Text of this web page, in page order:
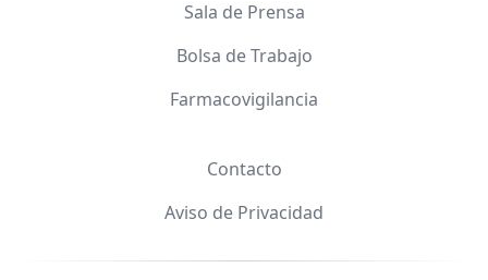
Sala de Prensa
Bolsa de Trabajo
Farmacovigilancia
Contacto
Aviso de Privacidad